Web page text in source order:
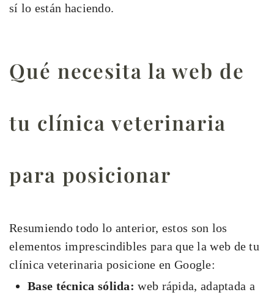
sí lo están haciendo.
Qué necesita la web de
tu clínica veterinaria
para posicionar
Resumiendo todo lo anterior, estos son los
elementos imprescindibles para que la web de tu
clínica veterinaria posicione en Google:
Base técnica sólida:web rápida, adaptada a